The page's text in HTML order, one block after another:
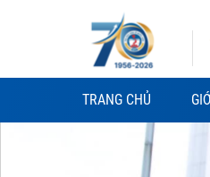
TRANG CHỦ